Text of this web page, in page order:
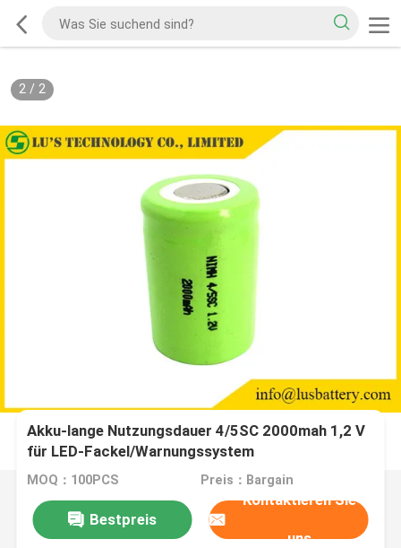
2/ 2
Akku-lange Nutzungsdauer 4/5SC 2000mah 1,2 V
für LED-Fackel/Warnungssystem
MOQ：100PCS Preis：Bargain
Bestpreis
Kontaktieren Sie
uns